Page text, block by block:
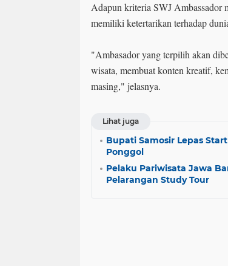
Adapun kriteria SWJ Ambassador
memiliki ketertarikan terhadap
"Ambasador yang terpilih akan
wisata, membuat konten kreatif,
masing," jelasnya.
Lihat juga
Bupati Samosir Lepas
Ponggol
Pelaku Pariwisata Jawa
Pelarangan Study Tour